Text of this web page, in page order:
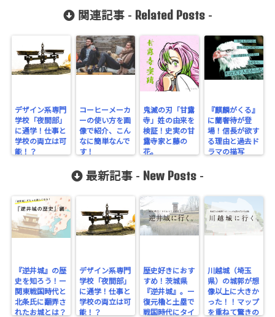
関連記事 - Related Posts-
デザイン系専門
学校「夜間部」
に通学！仕事と
学校の両立は可
能！？
コーヒーメーカ
ーの使い方を画
像で紹介、こん
なに簡単なんで
す！
鬼滅の刃「甘露
寺」姓の由来を
検証！史実の甘
露寺家と藤の
花。
『麒麟がくる』
に蘭奢待が登
場！信長が欲す
る理由と過去ド
ラマの描写
最新記事 - New Posts -
『逆井城』の歴
史を知ろう！ー
関東戦国時代と
北条氏に翻弄さ
れたお城とは？
デザイン系専門
学校「夜間部」
に通学！仕事と
学校の両立は可
能！？
歴史好きにおす
すめ！茨城県
『逆井城』。ー
復元櫓と土塁で
戦国時代にタイ
川越城（埼玉
県）の城郭が想
像以上に大きか
った！！マップ
を重ねて驚きの